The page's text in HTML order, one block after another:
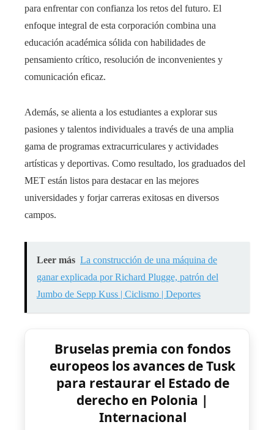
para enfrentar con confianza los retos del futuro. El
enfoque integral de esta corporación combina una
educación académica sólida con habilidades de
pensamiento crítico, resolución de inconvenientes y
comunicación eficaz.
Además, se alienta a los estudiantes a explorar sus
pasiones y talentos individuales a través de una amplia
gama de programas extracurriculares y actividades
artísticas y deportivas. Como resultado, los graduados del
MET están listos para destacar en las mejores
universidades y forjar carreras exitosas en diversos
campos.
Leer más La construcción de una máquina de
ganar explicada por Richard Plugge, patrón del
Jumbo de Sepp Kuss | Ciclismo | Deportes
Bruselas premia con fondos
europeos los avances de Tusk
para restaurar el Estado de
derecho en Polonia |
Internacional